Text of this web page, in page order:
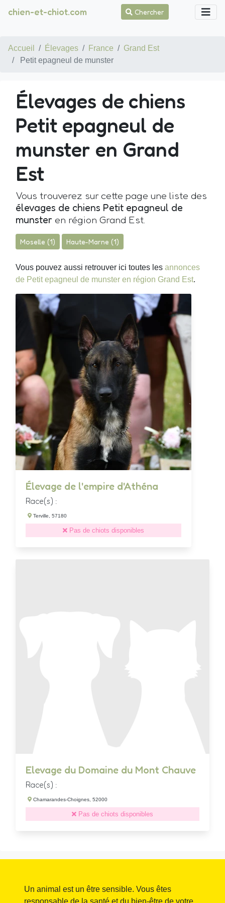
chien-et-chiot.com Chercher
Accueil Élevages France
Grand Est
Petit epagneul de munster
Élevages de chiens
Petit epagneul de
munster en Grand
Est
Vous trouverez sur cette page une liste des
élevages de chiens Petit epagneul de
munster en région Grand Est.
Moselle (1) Haute-Marne (1)
Vous pouvez aussi retrouver ici toutes les annonces
de Petit epagneul de munster en région Grand Est.
Élevage de l'empire d'Athéna
Race(s) :
Terville, 57180
Pas de chiots disponibles
Elevage du Domaine du Mont Chauve
Race(s) :
Chamarandes-Choignes, 52000
Pas de chiots disponibles
Un animal est un être sensible. Vous êtes
responsable de la santé et du bien-être de votre